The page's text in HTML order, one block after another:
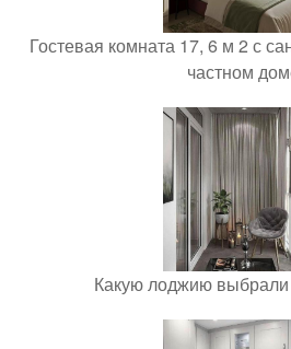
Гостевая комната 17, 6 м 2 с
частном
Какую лоджию